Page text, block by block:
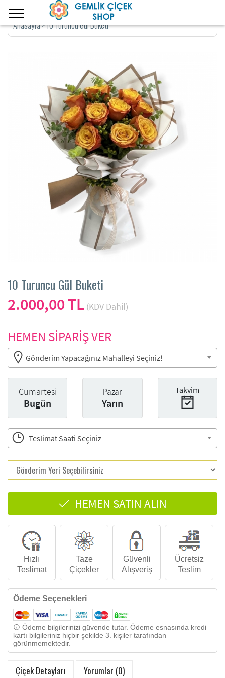
Anasayfa>10 Turuncu Gül Buketi
10 Turuncu Gül Buketi
2.000,00 TL (KDV Dahil)
HEMEN SİPARİŞ VER
Gönderim Yapacağınız Mahalleyi Seçiniz!
Cumartesi
Bugün
Pazar
Yarın
Takvim
Teslimat Saati Seçiniz
HEMEN SATIN ALIN
Hızlı
Teslimat
Taze
Çiçekler
Güvenli
Alışveriş
Ücretsiz
Teslim
Ödeme Seçenekleri
Ödeme bilgilerinizi güvende tutar. Ödeme esnasında kredi
kartı bilgileriniz hiçbir şekilde 3. kişiler tarafından
görünmemektedir.
Çiçek Detayları Yorumlar (0)